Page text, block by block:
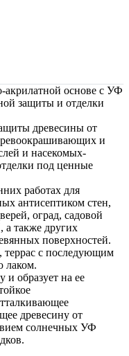
основе с УФ
защиты и отделки
древесины от
и
и насекомых-
под ценные
работах для
антисептиком стен,
оград, садовой
также других
поверхностей.
террас с последующим
лаком.
и образует на ее
древесину от
солнечных УФ